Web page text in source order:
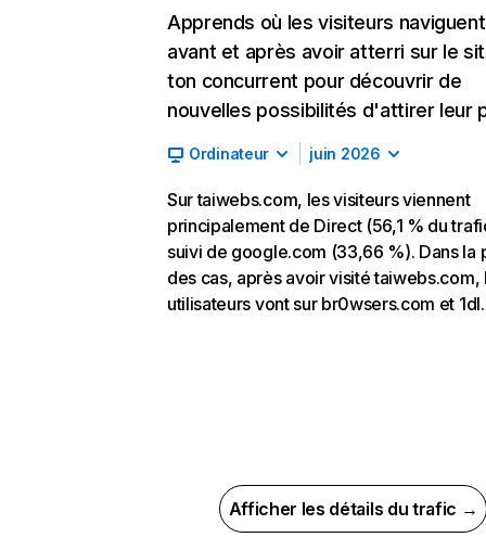
Apprends où les visiteurs naviguent
avant et après avoir atterri sur le
ton concurrent pour découvrir de
nouvelles possibilités d'attirer leur
Ordinateur juin 2026
Sur taiwebs.com, les visiteurs viennent
principalement de Direct (56,1 % du
suivi de google.com (33,66 %). Dans la
des cas, après avoir visité taiwebs.com,
utilisateurs vont sur br0wsers.com et
Afficher les détails du trafic →